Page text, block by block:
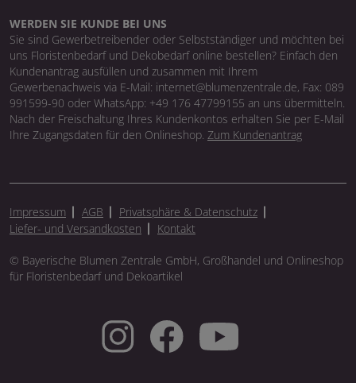
WERDEN SIE KUNDE BEI UNS
Sie sind Gewerbetreibender oder Selbstständiger und möchten bei
uns Floristenbedarf und Dekobedarf online bestellen? Einfach den
Kundenantrag ausfüllen und zusammen mit Ihrem
Gewerbenachweis via E-Mail: internet@blumenzentrale.de, Fax: 089
991599-90 oder WhatsApp: +49 176 47799155 an uns übermitteln.
Nach der Freischaltung Ihres Kundenkontos erhalten Sie per E-Mail
Ihre Zugangsdaten für den Onlineshop. Zum Kundenantrag
Impressum AGB
Privatsphäre & Datenschutz
Liefer- und Versandkosten
Kontakt
© Bayerische Blumen Zentrale GmbH, Großhandel und Onlineshop
für Floristenbedarf und Dekoartikel